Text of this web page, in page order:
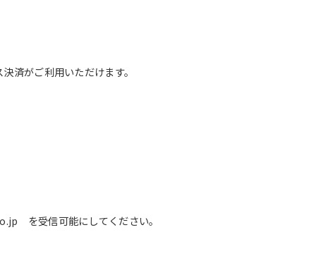
済がご利用いただけます。
を受信可能にしてください。